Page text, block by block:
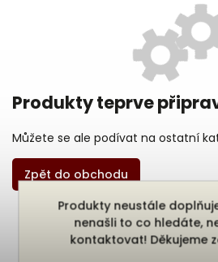
Produkty neustále
nenašli to co hledáte,
kontaktovat! Děkujeme
Produkty teprve
Můžete se ale podívat na ostatní
Zpět do obchodu
Copyright 2026Bukefalos.